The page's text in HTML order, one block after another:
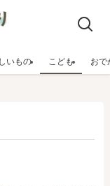
いもの こども おで